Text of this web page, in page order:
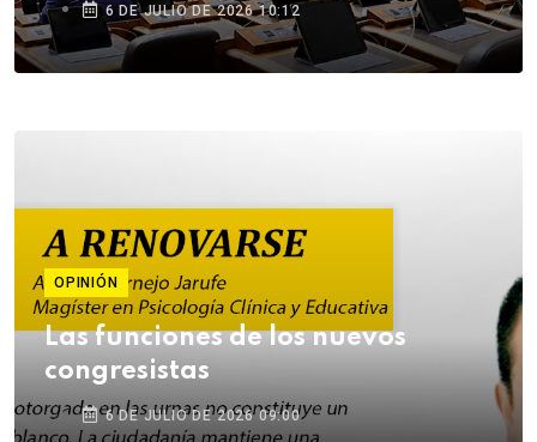
6 DE JULIO DE 2026 10:12
OPINIÓN
Las funciones de los nuevos
congresistas
6 DE JULIO DE 2026 09:00